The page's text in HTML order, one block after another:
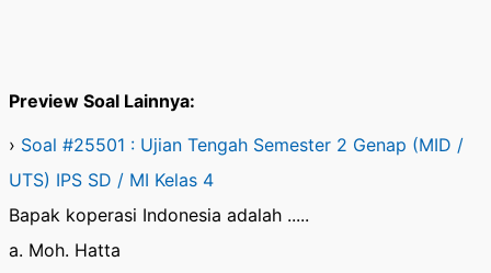
Preview Soal Lainnya:
› Soal #25501 : Ujian Tengah Semester 2 Genap (MID /
UTS) IPS SD / MI Kelas 4
Bapak koperasi Indonesia adalah .....
a. Moh. Hatta